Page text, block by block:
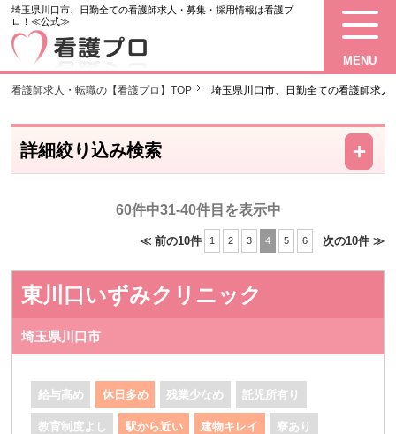
埼玉県川口市、日勤全ての看護師求人・募集・採用情報は看護プ
ロ！≪公式≫
MENU
看護師求人・転職の【看護プロ】TOP 埼玉県川口市、日勤全ての看護師求人
詳細絞り込み検索 －
＋
60件中31-40件目を表示中
≪ 前の10件 1 2 3 4 5 6 次の10件 ≫
東川口いずみクリニック
埼玉県川口市
給与高め 休日多め 残業少なめ 託児所有り
教育制度よし 駅から近い 建物キレイ 寮あり